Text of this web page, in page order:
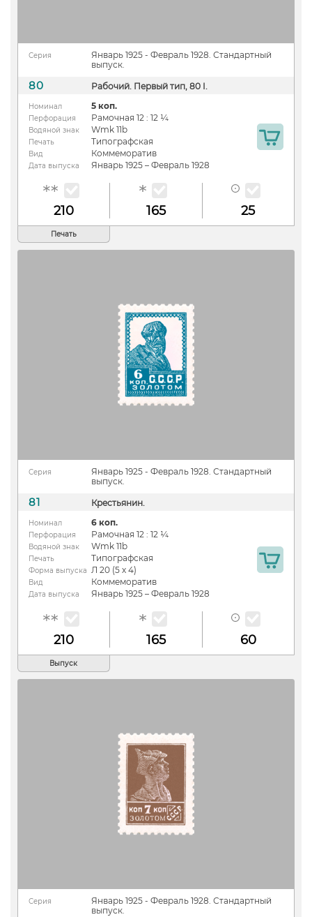
Серия
Январь 1925 - Февраль 1928. Стандартный
выпуск.
80 Рабочий. Первый тип, 80 I.
Номинал 5 коп.
Перфорация Рамочная 12 : 12 ¼
Водяной знак Wmk 11b
Печать Типографская
Вид Коммеморатив
Дата выпуска Январь 1925 – Февраль 1928
210 165 25
Печать
Серия
Январь 1925 - Февраль 1928. Стандартный
выпуск.
81 Крестьянин.
Номинал 6 коп.
Перфорация Рамочная 12 : 12 ¼
Водяной знак Wmk 11b
Печать Типографская
Форма выпуска Л 20 (5 х 4)
Вид Коммеморатив
Дата выпуска Январь 1925 – Февраль 1928
210 165 60
Выпуск
Серия
Январь 1925 - Февраль 1928. Стандартный
выпуск.